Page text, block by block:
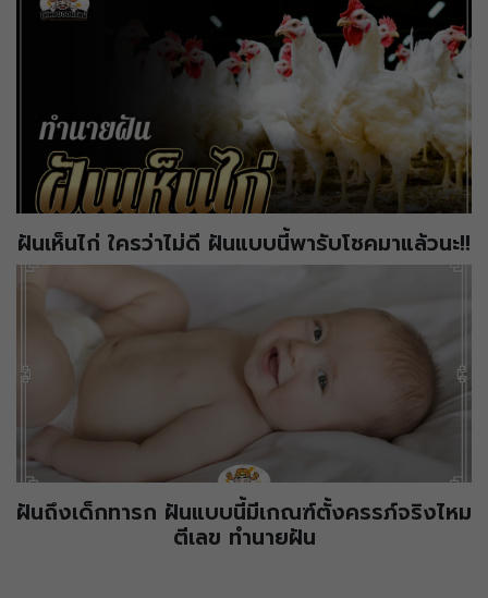
ฝันเห็นไก่ ใครว่าไม่ดี ฝันแบบนี้พารับโชคมาแล้วนะ!!
ฝันถึงเด็กทารก ฝันแบบนี้มีเกณฑ์ตั้งครรภ์จริงไหม
ตีเลข ทำนายฝัน